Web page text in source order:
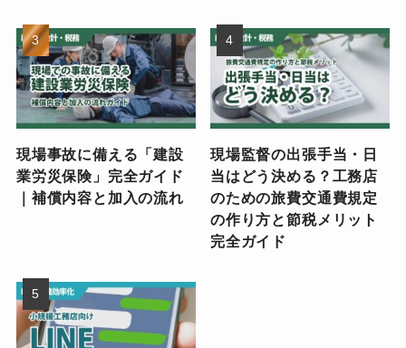
現場事故に備える「建設
業労災保険」完全ガイド
｜補償内容と加入の流れ
現場監督の出張手当・日
当はどう決める？工務店
のための旅費交通費規定
の作り方と節税メリット
完全ガイド